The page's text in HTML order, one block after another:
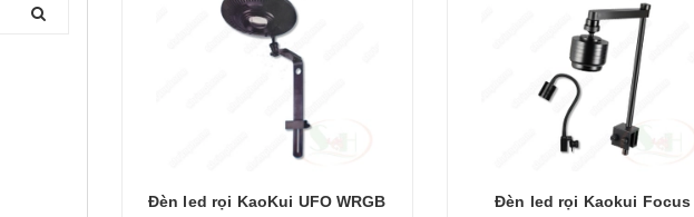
Đèn led rọi KaoKui UFO WRGB
Đèn led rọi Kaokui Focus